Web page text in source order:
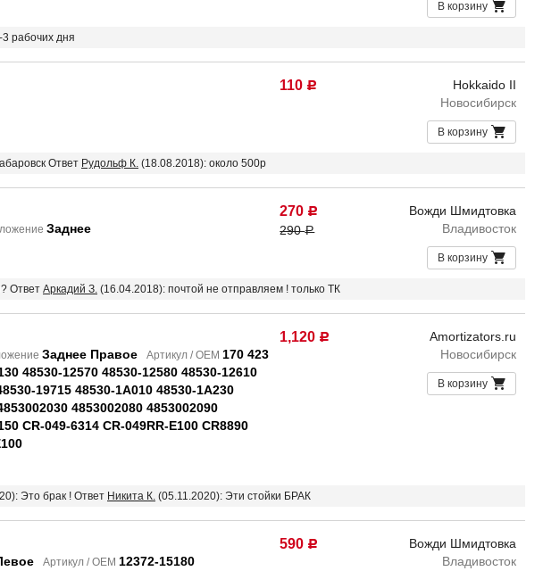
В корзину
рабочих дня
110 Р
Hokkaido II
Новосибирск
В корзину
Ответ Рудольф К. (18.08.2018): около 500р
Заднее
270 Р
290Р
Вожди Шмидтовка
Владивосток
В корзину
Ответ Аркадий З. (16.04.2018): почтой не отправляем ! только ТК
Заднее Правое Артикул / OEM 170 423
48530-12570 48530-12580 48530-12610
19715 48530-1A010 48530-1A230
4853002080 4853002090
CR-049-6314 CR-049RR-E100 CR8890
1,120 Р
Amortizators.ru
Новосибирск
В корзину
Это брак ! Ответ Никита К. (05.11.2020): Эти стойки БРАК
Артикул / OEM 12372-15180
590 Р
Вожди Шмидтовка
Владивосток